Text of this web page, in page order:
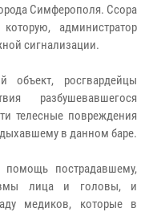
Симферополя. Ссора
администратор
сигнализации.
объект, росгвардейцы
разбушевавшегося
телесные повреждения
в данном баре.
помощь пострадавшему,
лица и головы, и
медиков, которые в